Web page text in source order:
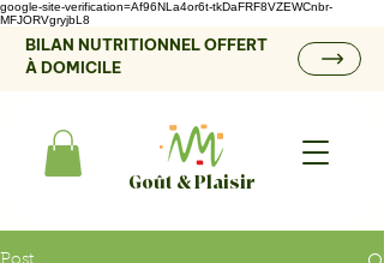
google-site-verification=Af96NLa4or6t-tkDaFRF8VZEWCnbr-
MFJORVgryjbL8
BILAN NUTRITIONNEL OFFERT
À DOMICILE
Goût & Plaisir